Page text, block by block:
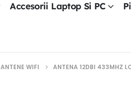
Accesorii Laptop Si PC
ANTENE WIFI ANTENA 12DBI 433MHZ